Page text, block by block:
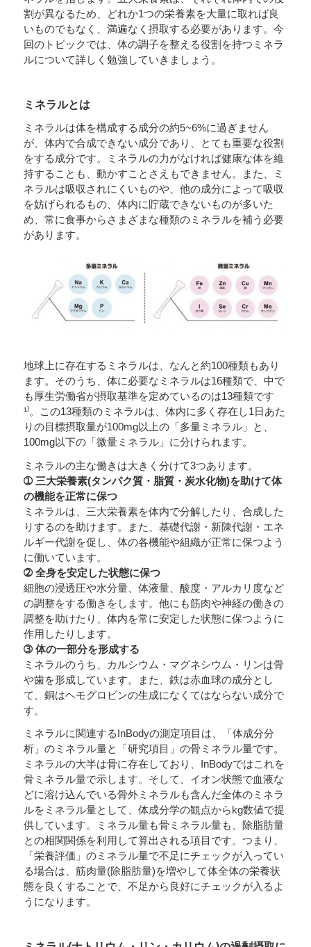
割が異なるため、どれか1つの栄養素を大量に取れば良
いものでもなく、満遍なく摂取する必要があります。今
回のトピックでは、体の調子を整える役割を持つミネラ
ルについて詳しく勉強していきましょう。
ミネラルとは
ミネラルは体を構成する成分の約5~6%に過ぎません
が、体内で合成できない成分であり、とても重要な役割
をする成分です。ミネラルの力がなければ健康な体を維
持することも、動かすことさえもできません。また、ミ
ネラルは吸収されにくいものや、他の成分によって吸収
を妨げられるもの、体内に貯蔵できないものが多いた
め、常に食事からさまざまな種類のミネラルを補う必要
があります。
地球上に存在するミネラルは、なんと約100種類もあり
ます。そのうち、体に必要なミネラルは16種類で、中で
も厚生労働省が摂取基準を定めているのは13種類です
¹⁾。この13種類のミネラルは、体内に多く存在し1日あた
りの目標摂取量が100mg以上の「多量ミネラル」と、
100mg以下の「微量ミネラル」に分けられます。
ミネラルの主な働きは大きく分けて3つあります。
➀ 三大栄養素(タンパク質・脂質・炭水化物)を助けて体
の機能を正常に保つ
ミネラルは、三大栄養素を体内で分解したり、合成した
りするのを助けます。また、基礎代謝・新陳代謝・エネ
ルギー代謝を促し、体の各機能や組織が正常に保つよう
に働いています。
➁ 全身を安定した状態に保つ
細胞の浸透圧や水分量、体液量、酸度・アルカリ度など
の調整をする働きをします。他にも筋肉や神経の働きの
調整を助けたり、体内を常に安定した状態に保つように
作用したりします。
➂ 体の一部分を形成する
ミネラルのうち、カルシウム・マグネシウム・リンは骨
や歯を形成しています。また、鉄は赤血球の成分とし
て、銅はヘモグロビンの生成になくてはならない成分で
す。
ミネラルに関連するInBodyの測定項目は、「体成分分
析」のミネラル量と「研究項目」の骨ミネラル量です。
ミネラルの大半は骨に存在しており、InBodyではこれを
骨ミネラル量で示します。そして、イオン状態で血液な
どに溶け込んでいる骨外ミネラルも含んだ全体のミネラ
ルをミネラル量として、体成分学の観点からkg数値で提
供しています。ミネラル量も骨ミネラル量も、除脂肪量
との相関関係を利用して算出される項目です。つまり、
「栄養評価」のミネラル量で不足にチェックが入ってい
る場合は、筋肉量(除脂肪量)を増やして体全体の栄養状
態を良くすることで、不足から良好にチェックが入るよ
うになります。